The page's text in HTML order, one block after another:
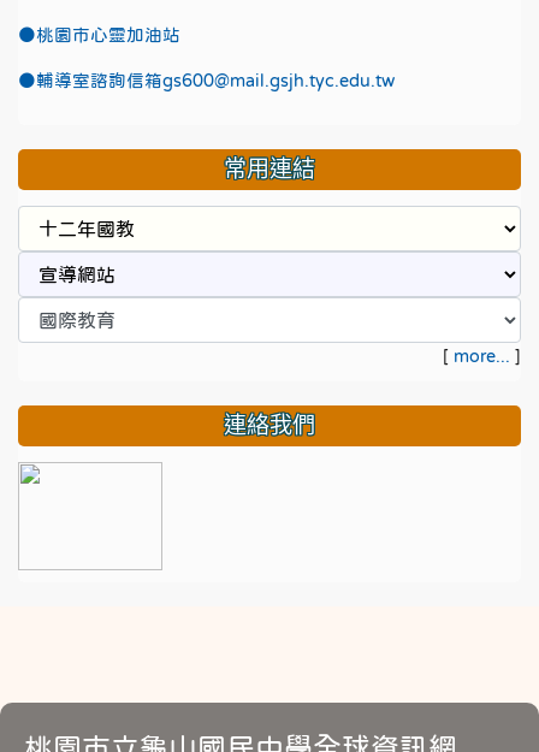
●桃園市心靈加油站
●輔導室諮詢信箱gs600@mail.gsjh.tyc.edu.tw
常用連結
[ more... ]
連絡我們